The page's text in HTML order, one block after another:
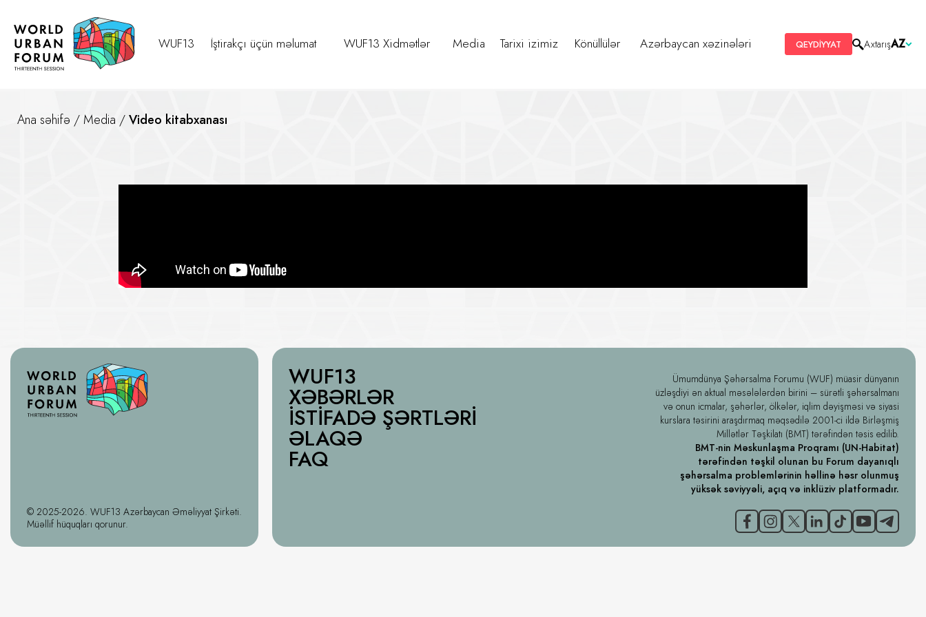
WUF13 İştirakçı üçün məlumat WUF13 Xidmətlər Media Tarixi izimiz Könüllülər Azərbaycan xəzinələri QEYDİYYAT AxtarışAZ
Ana səhifə /Media /Video kitabxanası
© 2025-2026. WUF13 Azərbaycan Əməliyyat Şirkəti.
Müəllif hüquqları qorunur.
WUF13
XƏBƏRLƏR
İSTIFADƏ ŞƏRTLƏRI
ƏLAQƏ
FAQ
Ümumdünya Şəhərsalma Forumu (WUF) müasir dünyanın
üzləşdiyi ən aktual məsələlərdən birini – sürətli şəhərsalmanı
və onun icmalar, şəhərlər, ölkələr, iqlim dəyişməsi və siyasi
kurslara təsirini araşdırmaq məqsədilə 2001-ci ildə Birləşmiş
Millətlər Təşkilatı (BMT) tərəfindən təsis edilib.
BMT-nin Məskunlaşma Proqramı (UN-Habitat)
tərəfindən təşkil olunan bu Forum dayanıqlı
şəhərsalma problemlərinin həllinə həsr olunmuş
yüksək səviyyəli, açıq və inklüziv platformadır.